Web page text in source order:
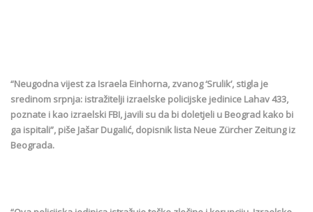
“Neugodna vijest za Israela Einhorna, zvanog ‘Srulik’, stigla je
sredinom srpnja: istražitelji izraelske policijske jedinice Lahav 433,
poznate i kao izraelski FBI, javili su da bi doletjeli u Beograd kako bi
ga ispitali”, piše Jašar Dugalić, dopisnik lista Neue Zürcher Zeitung iz
Beograda.